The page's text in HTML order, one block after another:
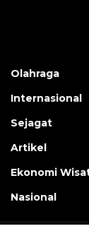
Olahraga
Internasional
Sejagat
Artikel
Ekonomi
Nasional